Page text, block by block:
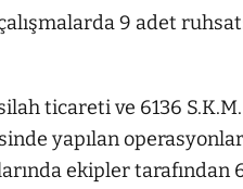
9 adet
ticareti ve 6136
yapılan
ekipler tarafından